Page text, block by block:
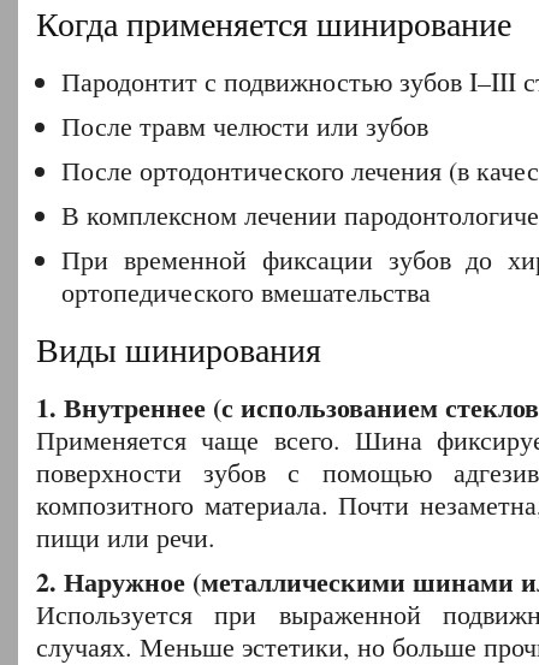
Когда применяется шинирование
Пародонтит с подвижностью зубов I–III
После травм челюсти или зубов
После ортодонтического лечения (в
В комплексном лечении
При временной фиксации зубов до
ортопедического вмешательства
Виды шинирования
1. Внутреннее (с использованием
Применяется чаще всего. Шина
поверхности зубов с помощью
композитного материала. Почти
пищи или речи.
2. Наружное (металлическими шинами
Используется при выраженной
случаях. Меньше эстетики, но больше